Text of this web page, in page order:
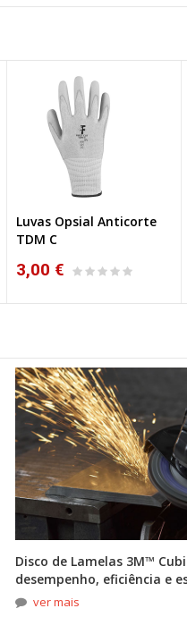
Luvas Opsial Anticorte
TDM C
3,00 €
Disco de Lamelas 3M™
desempenho, eficiência e
ver mais